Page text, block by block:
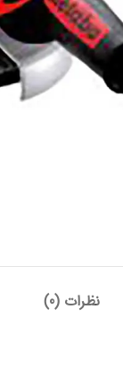
مینی فرز
نظرات (0)